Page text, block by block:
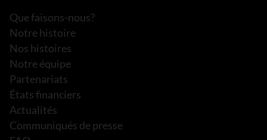
Que faisons-nous?
Notre histoire
Nos histoires
Notre équipe
Partenariats
États financiers
Actualités
Communiqués de presse